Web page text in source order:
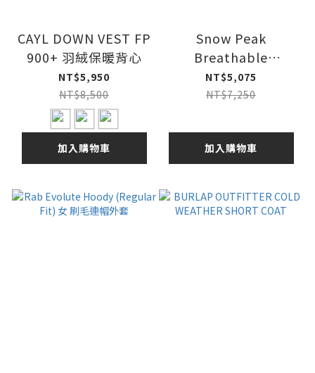
CAYL DOWN VEST FP
900+ 羽絨保暖背心
NT$5,950
NT$8,500
加入購物車
Snow Peak
Breathable
Insulated Pullover
套頭保暖上衣
NT$5,075
NT$7,250
加入購物車